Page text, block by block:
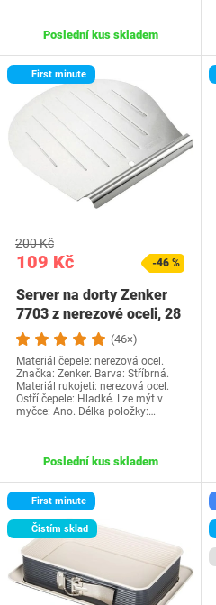
Poslední kus skladem
First minute
109 Kč
200 Kč
-46 %
Server na dorty Zenker
7703 z nerezové oceli, 28
cm -…
(46×)
Materiál čepele: nerezová ocel.
Značka: Zenker. Barva: Stříbrná.
Materiál rukojeti: nerezová ocel.
Ostří čepele: Hladké. Lze mýt v
myčce: Ano. Délka položky:…
Poslední kus skladem
First minute
Čistím sklad